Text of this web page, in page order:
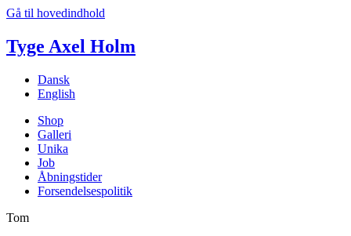
Gå til hovedindhold
Tyge Axel Holm
Dansk
English
Shop
Galleri
Unika
Job
Åbningstider
Forsendelsespolitik
Tom